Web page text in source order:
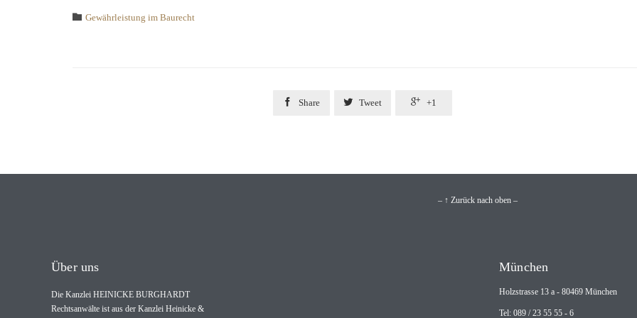
 Category
Gewährleistung im Baurecht
 Share  Tweet  +1
– ↑ Zurück nach oben –
Über uns
Die Kanzlei HEINICKE BURGHARDT
Rechtsanwälte ist aus der Kanzlei Heinicke &
München
Holzstrasse 13 a - 80469 München
Tel: 089 / 23 55 55 - 6